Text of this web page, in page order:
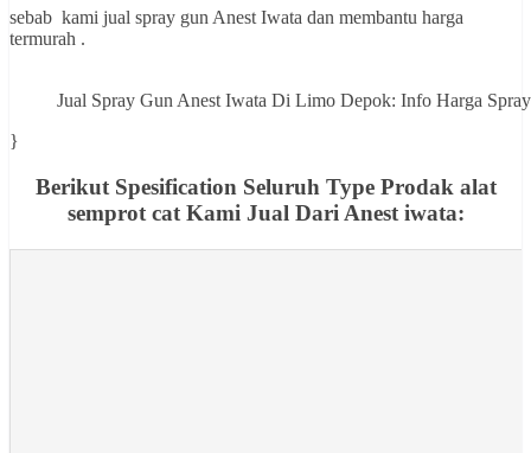
sebab kami jual spray gun Anest Iwata dan membantu harga
termurah .
Jual Spray Gun Anest Iwata Di Limo Depok: Info Harga
}
Berikut Spesification Seluruh Type Prodak alat
semprot cat Kami Jual Dari Anest iwata: